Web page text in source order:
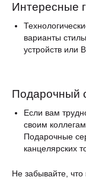
Интересные
варианты
устройств или
Подарочный
Если вам
своим
Подарочные
канцелярских
Не забывайте,